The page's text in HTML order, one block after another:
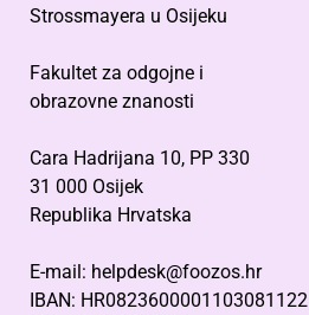
Strossmayera u Osijeku
Fakultet za odgojne i
obrazovne znanosti
Cara Hadrijana 10, PP 330
31 000 Osijek
Republika Hrvatska
E-mail: helpdesk@foozos.hr
IBAN: HR0823600001103081122